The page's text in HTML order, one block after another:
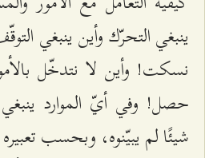
ينبغي التحرّك وأين ينبغي
نسكت! وأين لا نتدخّل
حصل! وفي أيّ الموارد ينبغي
شيئًا لم يبيّنوه، وبحسب